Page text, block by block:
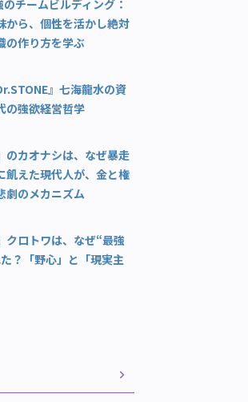
チームビルディング：
から、個性を活かし絶対
の作り方を学ぶ
』七海龍水の資
の強欲経営哲学
のカオナシは、なぜ暴走
飢えた現代人が、金と権
劇のメカニズム
クロトワは、なぜ“最強
？「野心」と「現実主